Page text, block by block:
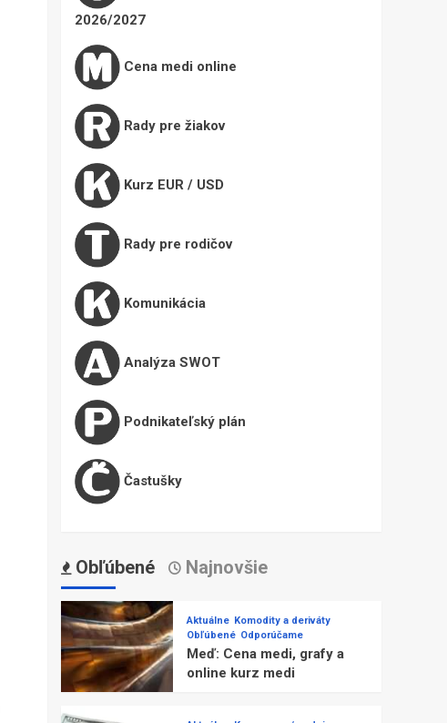
2026/2027
Cena medi online
Rady pre žiakov
Kurz EUR / USD
Rady pre rodičov
Komunikácia
Analýza SWOT
Podnikateľský plán
Častušky
Obľúbené Najnovšie
Aktuálne Komodity a deriváty
Obľúbené Odporúčame
Meď: Cena medi, grafy a
online kurz medi